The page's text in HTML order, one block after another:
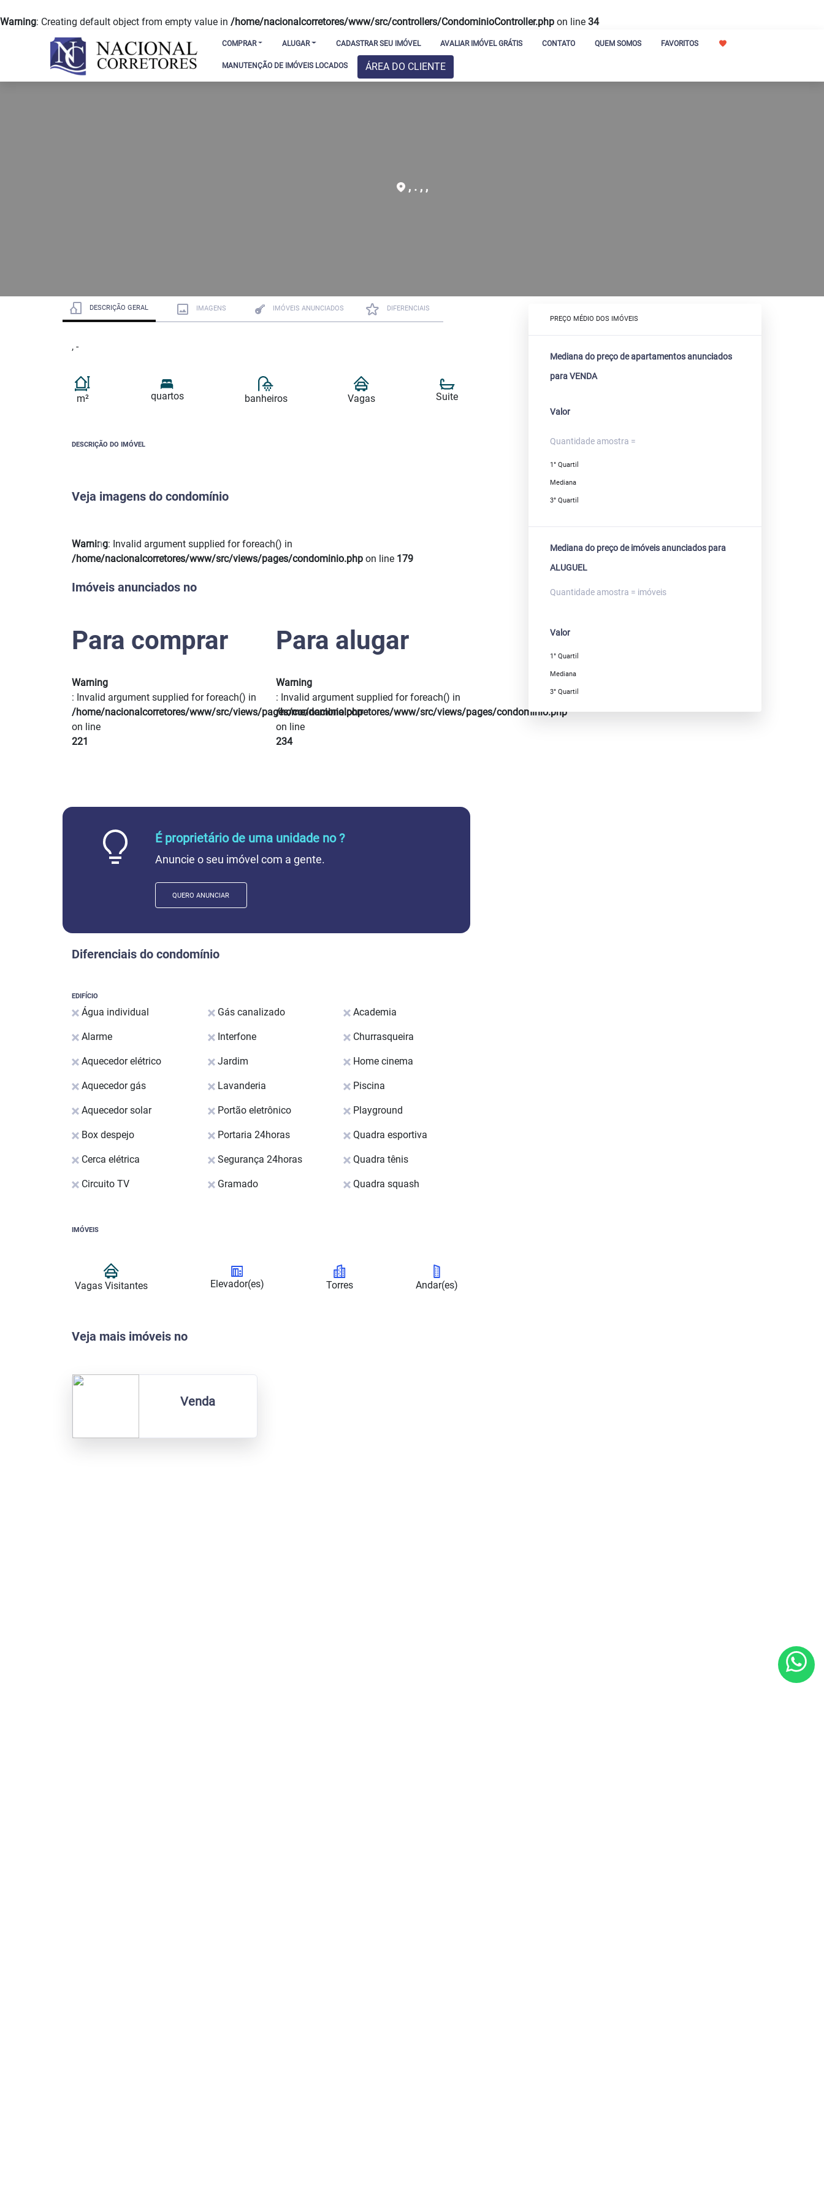
Warning: Creating default object from empty value in /home/nacionalcorretores/www/src/controllers/CondominioController.php on line 34
COMPRAR ALUGAR CADASTRAR SEU IMÓVEL AVALIAR IMÓVEL GRÁTIS CONTATO QUEM SOMOS FAVORITOS
MANUTENÇÃO DE IMÓVEIS LOCADOS ÁREA DO CLIENTE
, . , ,
DESCRIÇÃO GERAL IMAGENS IMÓVEIS ANUNCIADOS DIFERENCIAIS
, -
m² quartos banheiros Vagas Suite
DESCRIÇÃO DO IMÓVEL
Veja imagens do condomínio
Warning: Invalid argument supplied for foreach() in
/home/nacionalcorretores/www/src/views/pages/condominio.php on line 179
Previous
Imóveis anunciados no
Para comprar
Warning
: Invalid argument supplied for foreach() in
/home/nacionalcorretores/www/src/views/pages/condominio.php
on line
221
Para alugar
Warning
: Invalid argument supplied for foreach() in
/home/nacionalcorretores/www/src/views/pages/condominio.php
on line
234
É proprietário de uma unidade no ?
Anuncie o seu imóvel com a gente.
QUERO ANUNCIAR
Diferenciais do condomínio
EDIFÍCIO
Água individual
Alarme
Aquecedor elétrico
Aquecedor gás
Aquecedor solar
Box despejo
Cerca elétrica
Circuito TV
Gás canalizado
Interfone
Jardim
Lavanderia
Portão eletrônico
Portaria 24horas
Segurança 24horas
Gramado
Academia
Churrasqueira
Home cinema
Piscina
Playground
Quadra esportiva
Quadra tênis
Quadra squash
IMÓVEIS
Vagas Visitantes Elevador(es) Torres Andar(es)
Veja mais imóveis no
Venda
PREÇO MÉDIO DOS IMÓVEIS
Mediana do preço de apartamentos anunciados
para VENDA
Valor
Quantidade amostra =
1° Quartil
Mediana
3° Quartil
Mediana do preço de imóveis anunciados para
ALUGUEL
Quantidade amostra = imóveis
Valor
1° Quartil
Mediana
3° Quartil